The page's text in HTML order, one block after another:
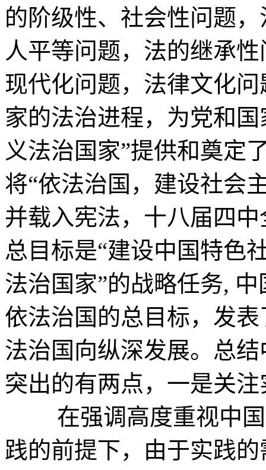
的阶级性、社会性问题
人平等问题，法的继承
现代化问题，法律文化
家的法治进程，为党和
义法治国家”提供和奠定
将“依法治国，建设社会
并载入宪法，十八届四
总目标是“建设中国特色
法治国家”的战略任务,
依法治国的总目标，发
法治国向纵深发展。总
突出的有两点，一是关
在强调高度重视中国
践的前提下，由于实践